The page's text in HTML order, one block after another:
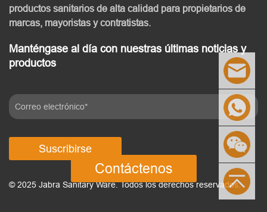
productos sanitarios de alta calidad para propietarios de
marcas, mayoristas y contratistas.
Manténgase al día con nuestras últimas noticias y
productos
Suscribirse
© 2025 Jabra Sanitary Ware. Todos los derechos reservados.
Contáctenos